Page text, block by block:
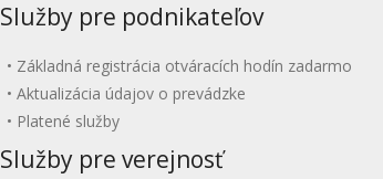
Služby pre podnikateľov
Základná registrácia otváracích hodín zadarmo
Aktualizácia údajov o prevádzke
Platené služby
Služby pre verejnosť